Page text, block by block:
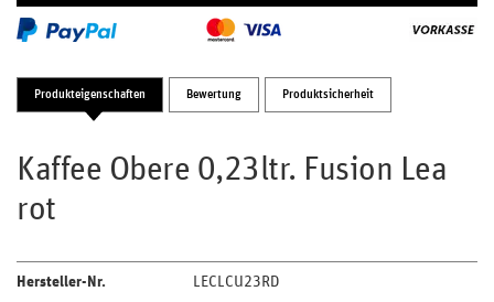
Produkteigenschaften Bewertung Produktsicherheit
Kaffee Obere 0,23ltr. Fusion Lea
rot
Hersteller-Nr. LECLCU23RD